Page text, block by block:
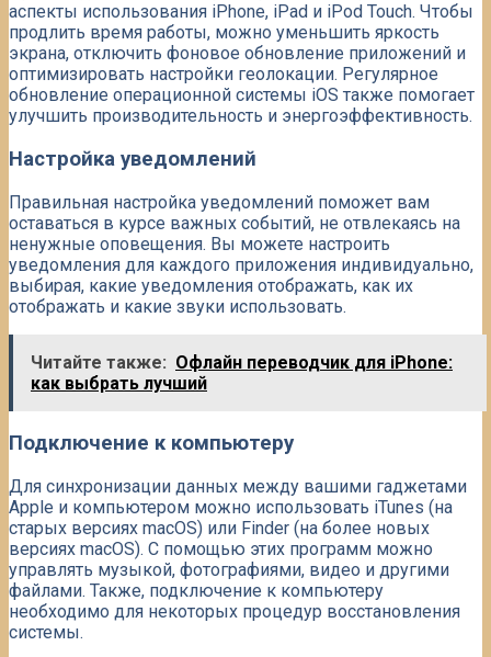
аспекты использования iPhone, iPad и iPod Touch. Чтобы
продлить время работы, можно уменьшить яркость
экрана, отключить фоновое обновление приложений и
оптимизировать настройки геолокации. Регулярное
обновление операционной системы iOS также помогает
улучшить производительность и энергоэффективность.
Настройка уведомлений
Правильная настройка уведомлений поможет вам
оставаться в курсе важных событий, не отвлекаясь на
ненужные оповещения. Вы можете настроить
уведомления для каждого приложения индивидуально,
выбирая, какие уведомления отображать, как их
отображать и какие звуки использовать.
Читайте также: Офлайн переводчик для iPhone:
как выбрать лучший
Подключение к компьютеру
Для синхронизации данных между вашими гаджетами
Apple и компьютером можно использовать iTunes (на
старых версиях macOS) или Finder (на более новых
версиях macOS). С помощью этих программ можно
управлять музыкой, фотографиями, видео и другими
файлами. Также, подключение к компьютеру
необходимо для некоторых процедур восстановления
системы.